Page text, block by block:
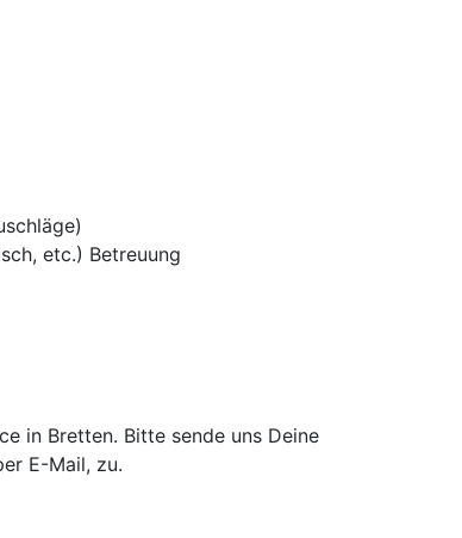
etc.) Betreuung
in Bretten. Bitte sende uns Deine
E-Mail, zu.